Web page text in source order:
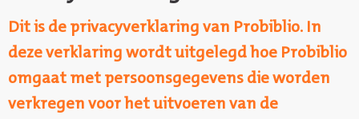
Dit is de privacyverklaring van Probiblio. In
deze verklaring wordt uitgelegd hoe Probiblio
omgaat met persoonsgegevens die worden
verkregen voor het uitvoeren van de